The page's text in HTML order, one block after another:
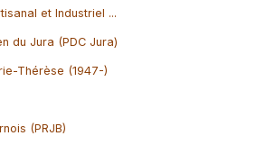
et Industriel ...
du Jura (PDC Jura)
Thérèse (1947-)
(PRJB)